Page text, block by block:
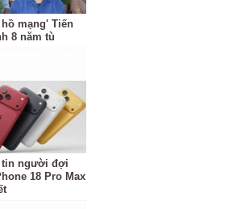
mạng' Tiến
8 năm tù
tin người đợi
18 Pro Max